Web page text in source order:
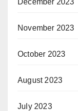
November 2023
October 2023
August 2023
July 2023